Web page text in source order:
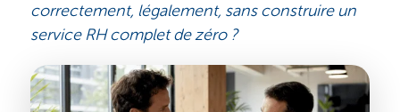
correctement, légalement, sans construire un
service RH complet de zéro ?